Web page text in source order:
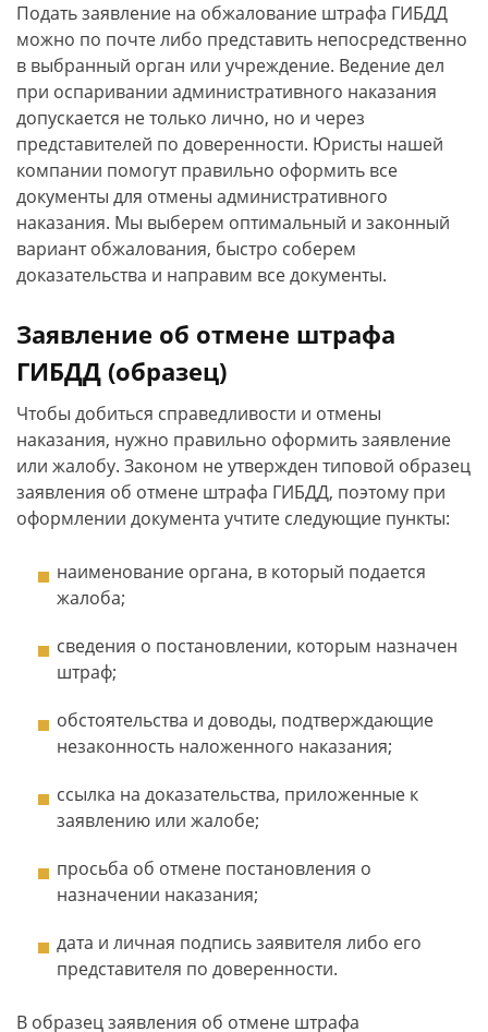
Подать заявление на обжалование штрафа ГИБДД
можно по почте либо представить непосредственно
в выбранный орган или учреждение. Ведение дел
при оспаривании административного наказания
допускается не только лично, но и через
представителей по доверенности. Юристы нашей
компании помогут правильно оформить все
документы для отмены административного
наказания. Мы выберем оптимальный и законный
вариант обжалования, быстро соберем
доказательства и направим все документы.
Заявление об отмене штрафа
ГИБДД (образец)
Чтобы добиться справедливости и отмены
наказания, нужно правильно оформить заявление
или жалобу. Законом не утвержден типовой образец
заявления об отмене штрафа ГИБДД, поэтому при
оформлении документа учтите следующие пункты:
наименование органа, в который подается
жалоба;
сведения о постановлении, которым назначен
штраф;
обстоятельства и доводы, подтверждающие
незаконность наложенного наказания;
ссылка на доказательства, приложенные к
заявлению или жалобе;
просьба об отмене постановления о
назначении наказания;
дата и личная подпись заявителя либо его
представителя по доверенности.
В образец заявления об отмене штрафа